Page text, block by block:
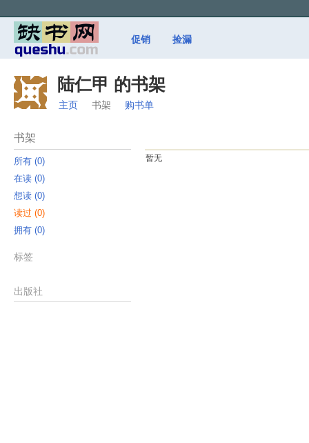
促销 捡漏
陆仁甲 的书架
主页 书架 购书单
书架
所有 ‎(0)
在读 ‎(0)
想读 ‎(0)
读过 ‎(0)
拥有 ‎(0)
标签
出版社
暂无